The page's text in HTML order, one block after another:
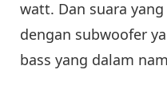
watt. Dan suara
dengan subwoofer
bass yang dalam